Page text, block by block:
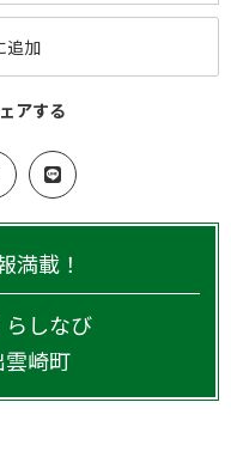
追加
アする
満載！
しなび
崎町